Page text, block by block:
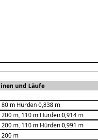
und Läufe
80 m Hürden 0,838 m
200 m, 110 m Hürden 0,914 m
200 m, 110 m Hürden 0,991 m
200 m